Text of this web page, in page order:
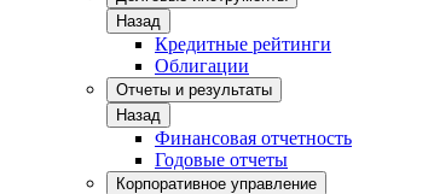
Назад
Кредитные рейтинги
Облигации
Отчеты и результаты
Назад
Финансовая отчетность
Годовые отчеты
Корпоративное управление